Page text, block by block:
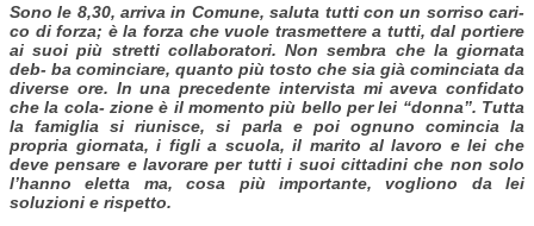
Sono le 8,30, arriva in Comune, saluta tutti con un sorriso cari-
co di forza; è la forza che vuole trasmettere a tutti, dal portiere
ai suoi più stretti collaboratori. Non sembra che la giornata
deb- ba cominciare, quanto più tosto che sia già cominciata da
diverse ore. In una precedente intervista mi aveva confidato
che la cola- zione è il momento più bello per lei “donna”. Tutta
la famiglia si riunisce, si parla e poi ognuno comincia la
propria giornata, i figli a scuola, il marito al lavoro e lei che
deve pensare e lavorare per tutti i suoi cittadini che non solo
l’hanno eletta ma, cosa più importante, vogliono da lei
soluzioni e rispetto.